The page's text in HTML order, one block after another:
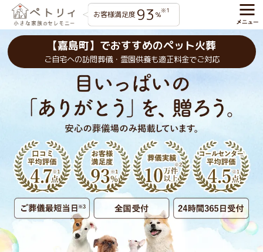
お客様満足度 93 %※1
【嘉島町】でおすすめのペット火葬
ご自宅への訪問葬儀・霊園供養も適正料金でご対応